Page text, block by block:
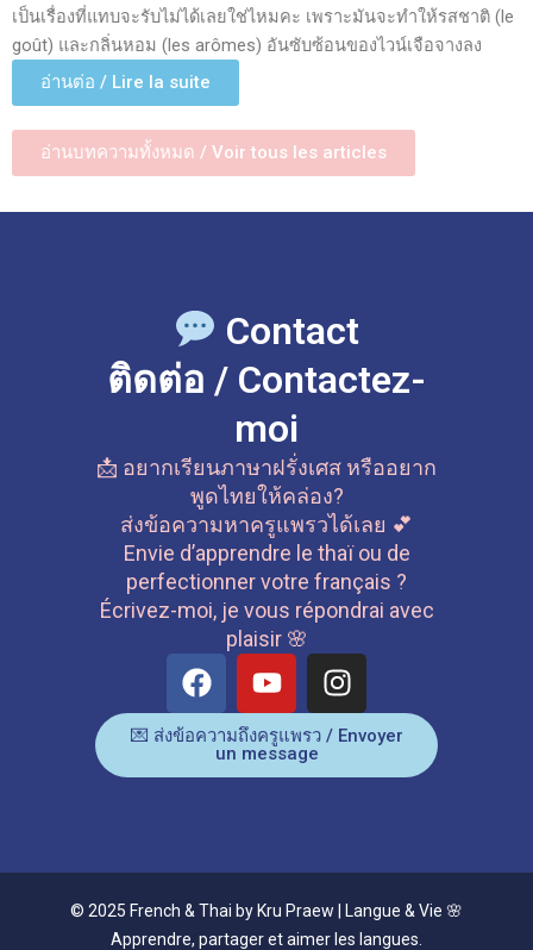
เป็นเรื่องที่แทบจะรับไม่ได้เลยใช่ไหมคะ เพราะมันจะทำให้รสชาติ (le
goût) และกลิ่นหอม (les arômes) อันซับซ้อนของไวน์เจือจางลง
อ่านต่อ / Lire la suite
อ่านบทความทั้งหมด / Voir tous les articles
Contact
ติดต่อ / Contactez-
moi
📩 อยากเรียนภาษาฝรั่งเศส หรืออยาก
พูดไทยให้คล่อง?
ส่งข้อความหาครูแพรวได้เลย 💕
Envie d’apprendre le thaï ou de
perfectionner votre français ?
Écrivez-moi, je vous répondrai avec
plaisir 🌸
F
a
c
b
k
Y
o
u
t
u
I
n
s
a
a
m
💌 ส่งข้อความถึงครูแพรว / Envoyer
un message
© 2025 French & Thai by Kru Praew | Langue & Vie 🌸
Apprendre, partager et aimer les langues.